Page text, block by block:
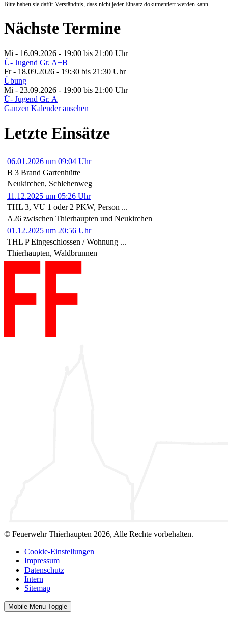
Bitte haben sie dafür Verständnis, dass nicht jeder Einsatz dokumentiert werden kann.
Nächste Termine
Mi - 16.09.2026 - 19:00 bis 21:00 Uhr
Ü- Jugend Gr. A+B
Fr - 18.09.2026 - 19:30 bis 21:30 Uhr
Übung
Mi - 23.09.2026 - 19:00 bis 21:00 Uhr
Ü- Jugend Gr. A
Ganzen Kalender ansehen
Letzte Einsätze
06.01.2026 um 09:04 Uhr
B 3 Brand Gartenhütte
Neukirchen, Schlehenweg
11.12.2025 um 05:26 Uhr
THL 3, VU 1 oder 2 PKW, Person ...
A26 zwischen Thierhaupten und Neukirchen
01.12.2025 um 20:56 Uhr
THL P Eingeschlossen / Wohnung ...
Thierhaupten, Waldbrunnen
© Feuerwehr Thierhaupten 2026, Alle Rechte vorbehalten.
Cookie-Einstellungen
Impressum
Datenschutz
Intern
Sitemap
Mobile Menu Toggle